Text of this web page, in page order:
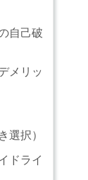
自己破
メリッ
選択）
ドライ